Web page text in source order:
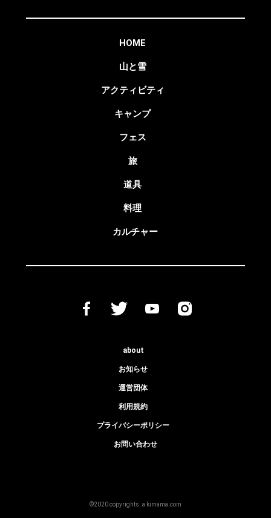
HOME
山と雪
アクティビティ
キャンプ
フェス
旅
道具
料理
カルチャー
about
お知らせ
運営団体
利用規約
プライバシーポリシー
お問い合わせ
©2020 copyrights. a kimama.com